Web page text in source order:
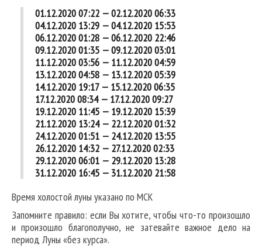
01.12.2020 07:22 — 02.12.2020 06:33
04.12.2020 13:29 — 04.12.2020 15:53
06.12.2020 01:28 — 06.12.2020 22:46
09.12.2020 01:35 — 09.12.2020 03:01
11.12.2020 03:56 — 11.12.2020 04:59
13.12.2020 04:58 — 13.12.2020 05:39
14.12.2020 19:17 — 15.12.2020 06:35
17.12.2020 08:34 — 17.12.2020 09:27
19.12.2020 11:45 — 19.12.2020 15:39
21.12.2020 13:24 — 22.12.2020 01:32
24.12.2020 01:51 — 24.12.2020 13:55
26.12.2020 14:32 — 27.12.2020 02:33
29.12.2020 06:01 — 29.12.2020 13:28
31.12.2020 16:45 — 31.12.2020 21:58
Время холостой луны указано по МСК
Запомните правило: если Вы хотите, чтобы что-то произошло
и произошло благополучно, не затевайте важное дело на
период Луны «без курса».